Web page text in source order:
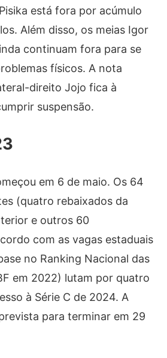
está fora por acúmulo
Além disso, os meias Igor
continuam fora para se
físicos. A nota
direito Jojo fica à
suspensão.
em 6 de maio. Os 64
(quatro rebaixados da
e outros 60
com as vagas estaduais
no Ranking Nacional das
em 2022) lutam por quatro
à Série C de 2024. A
para terminar em 29